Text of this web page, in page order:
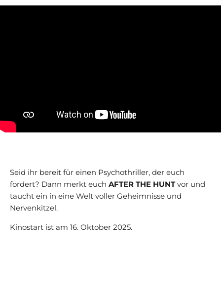
Seid ihr bereit für einen Psychothriller, der euch
fordert? Dann merkt euch AFTER THE HUNTvor und
taucht ein in eine Welt voller Geheimnisse und
Nervenkitzel.
Kinostart ist am 16. Oktober 2025.